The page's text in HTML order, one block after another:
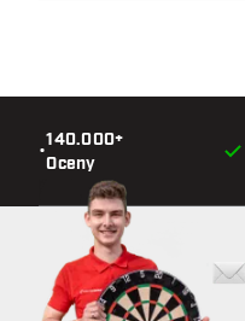
•
140.000+
Oceny